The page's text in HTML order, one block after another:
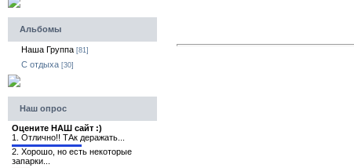
Альбомы
Наша Группа [81]
C отдыха [30]
Наш опрос
Оцените НАШ сайт :)
1. Отлично!! ТАк деражать...
2. Хорошо, но есть некоторые
запарки...